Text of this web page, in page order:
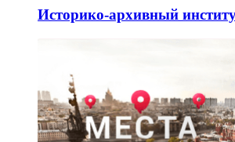
Историко-архивный